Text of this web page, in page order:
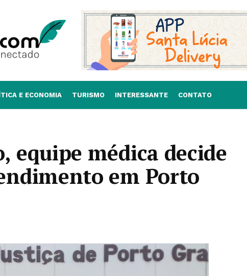
E ECONOMIA TURISMO INTERESSANTE CONTATO
equipe médica decide
em Porto